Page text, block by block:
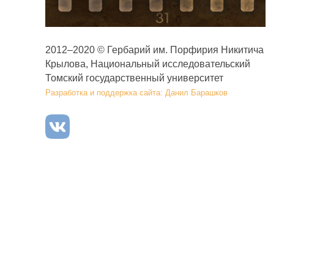
2012–2020 © Гербарий им. Порфирия Никитича
Крылова, Национальный исследовательский
Томский государственный университет
Разработка и поддержка сайта: Данил Барашков